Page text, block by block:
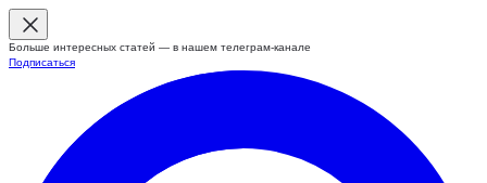
Больше интересных статей — в нашем телеграм-канале
Подписаться